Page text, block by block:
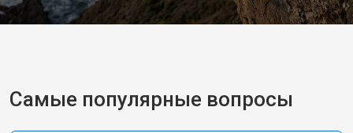
Самые популярные вопросы